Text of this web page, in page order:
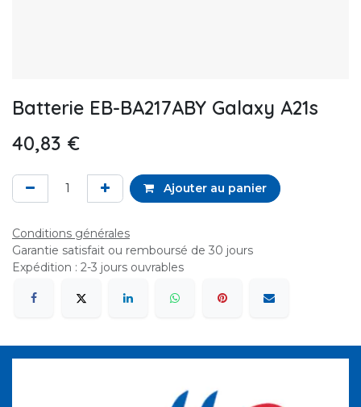
Batterie EB-BA217ABY Galaxy A21s
40,83 €
Ajouter au panier
Conditions générales
Garantie satisfait ou remboursé de 30 jours
Expédition : 2-3 jours ouvrables